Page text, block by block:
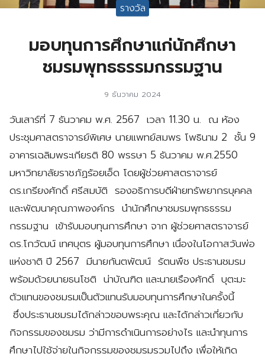
รางวัล
มอบทุนการศึกษาแก่นักศึกษา
ชมรมพุทธธรรมกรรมฐาน
9 ธันวาคม 2024
วันเสาร์ที่ 7 ธันวาคม พ.ศ. 2567 เวลา 11.30 น. ณ ห้อง
ประชุมศาสตราจารย์พิเศษ นายแพทย์สมพร โพธินาม 2 ชั้น 9
อาคารเฉลิมพระเกียรติ 80 พรรษา 5 ธันวาคม พ.ศ.2550
มหาวิทยาลัยราชภัฏร้อยเอ็ด โดยผู้ช่วยศาสตราจารย์
ดร.เกรียงศักดิ์ ศรีสมบัติ รองอธิการบดีฝ่ายทรัพยากรบุคคล
และพัฒนาคุณภาพองค์กร นำนักศึกษาชมรมพุทธธรรม
กรรมฐาน เข้ารับมอบทุนการศึกษา จาก ผู้ช่วยศาสตราจารย์
ดร.โกวัฒน์ เทศบุตร ผู้มอบทุนการศึกษา เนื่องในโอกาสวันพ่อ
แห่งชาติ ปี 2567 มีนายกันตพัฒน์ รัตนพืช ประธานชมรม
พร้อมด้วยนายธนโชติ น่าบัณฑิต และนายเรืองศักดิ์ บุตะมะ
ตัวแทนของชมรมเป็นตัวแทนรับมอบทุนการศึกษาในครั้งนี้
ซึ่งประธานชมรมได้กล่าวขอบพระคุณ และได้กล่าวเกี่ยวกับ
กิจกรรมของชมรม ว่ามีการดำเนินการอย่างไร และนำทุนการ
ศึกษาไปใช้จ่ายในกิจกรรมของชมรมรวมไปถึง เพื่อให้เกิด